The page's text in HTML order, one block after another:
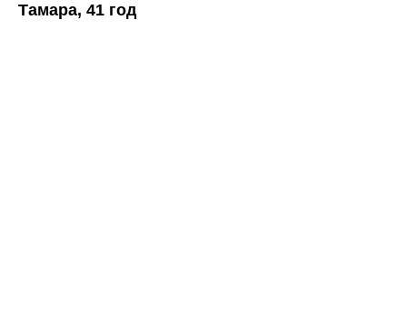
Тамара, 41 год